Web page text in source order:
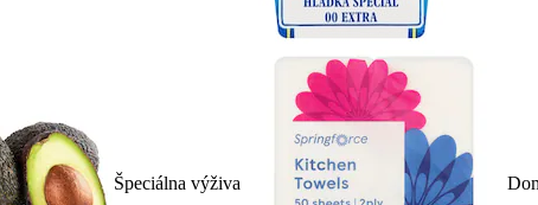
Špeciálna výživa